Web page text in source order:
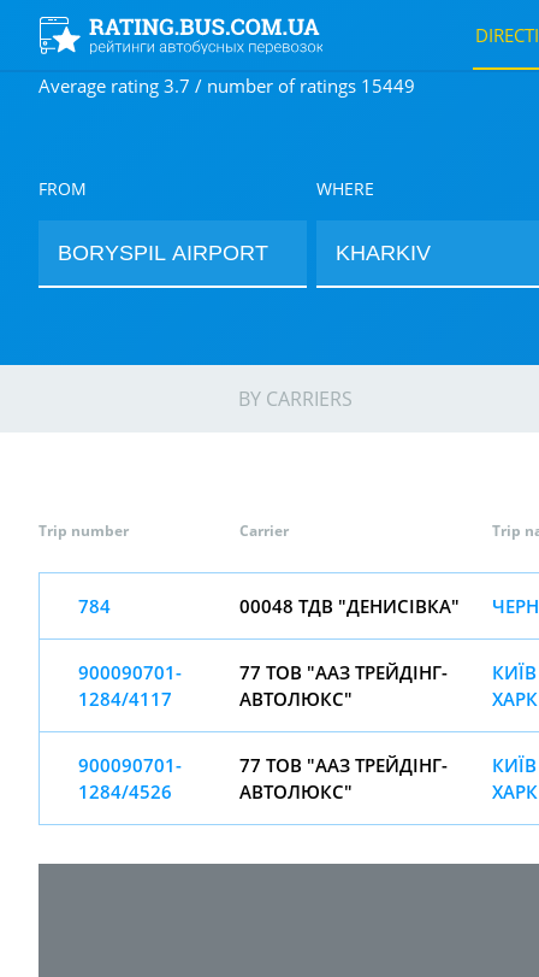
Average rating 3.7 / number of ratings 15449
FROM WHERE
BY CARRIERS
Trip number Carrier Trip
784 00048 ТДВ "ДЕНИСІВКА"
900090701-
1284/4117
77 ТОВ "ААЗ ТРЕЙДІНГ-
АВТОЛЮКС"
900090701-
1284/4526
77 ТОВ "ААЗ ТРЕЙДІНГ-
АВТОЛЮКС"